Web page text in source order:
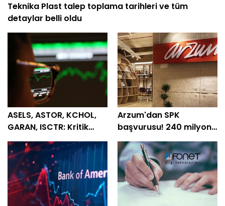
Teknika Plast talep toplama tarihleri ve tüm
detaylar belli oldu
ASELS, ASTOR, KCHOL,
GARAN, ISCTR: Kritik
destek ve direnç
seviyeleri
Arzum'dan SPK
başvurusu! 240 milyon
TL'lik plan açıklandı